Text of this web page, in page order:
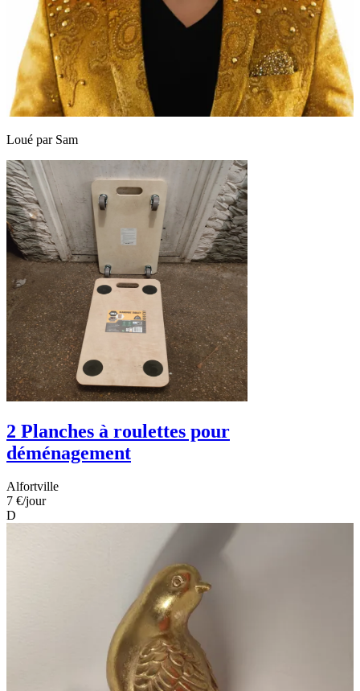
Loué par Sam
2 Planches à roulettes pour
déménagement
Alfortville
7 €/jour
D